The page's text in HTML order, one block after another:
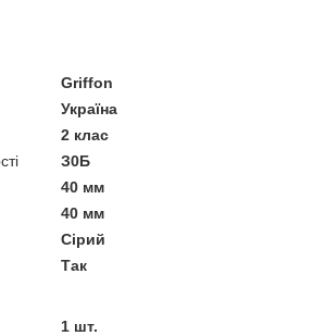
Griffon
Україна
2 клас
З0Б
40 мм
40 мм
Сірий
Так
1 шт.